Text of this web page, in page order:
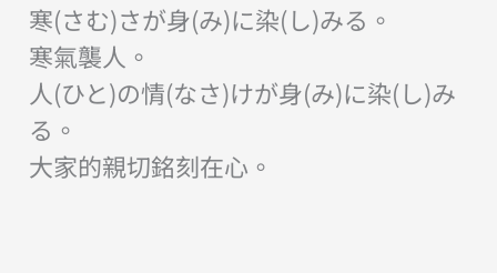
寒(さむ)さが身(み)に染(し)みる。
寒氣襲人。
人(ひと)の情(なさ)けが身(み)に染(し)み
る。
大家的親切銘刻在心。